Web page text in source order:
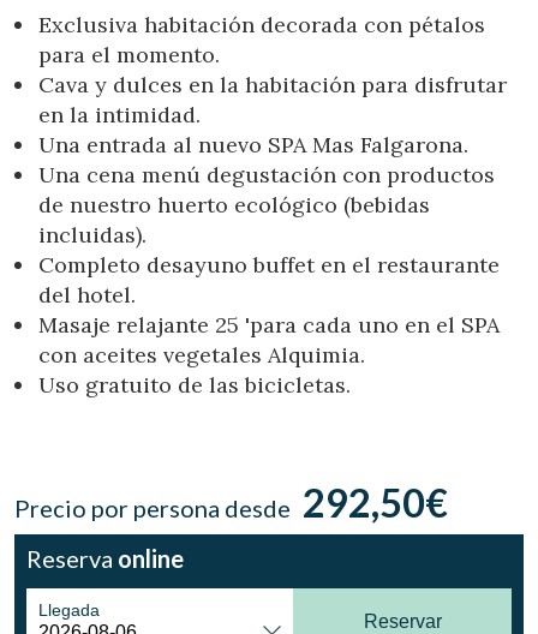
vpn_key Iniciar sesión
Ubicación/nombre del hotel
Exclusiva habitación decorada con pétalos
para el momento.
Cava y dulces en la habitación para disfrutar
en la intimidad.
Una entrada al nuevo SPA Mas Falgarona.
Una cena menú degustación con productos
de nuestro huerto ecológico (bebidas
incluidas).
Completo desayuno buffet en el restaurante
del hotel.
Masaje relajante 25 'para cada uno en el SPA
con aceites vegetales Alquimia.
Uso gratuito de las bicicletas.
Precio por persona desde 292,50€
Reserva online
Llegada
Reservar